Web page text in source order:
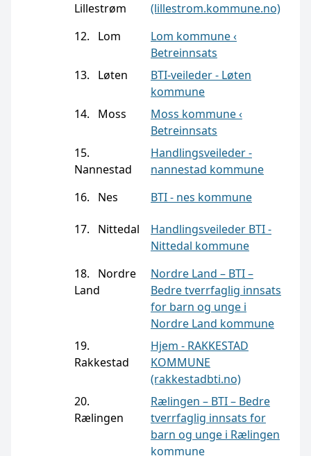
Lillestrøm
(lillestrom.kommune.no)
12. Lom
Lom kommune ‹
Betreinnsats
13. Løten
BTI-veileder - Løten
kommune
14. Moss
Moss kommune ‹
Betreinnsats
15.
Nannestad
Handlingsveileder -
nannestad kommune
16. Nes
BTI - nes kommune
17. Nittedal
Handlingsveileder BTI -
Nittedal kommune
18. Nordre
Land
Nordre Land – BTI –
Bedre tverrfaglig innsats
for barn og unge i
Nordre Land kommune
19.
Rakkestad
Hjem - RAKKESTAD
KOMMUNE
(rakkestadbti.no)
20.
Rælingen
Rælingen – BTI – Bedre
tverrfaglig innsats for
barn og unge i Rælingen
kommune